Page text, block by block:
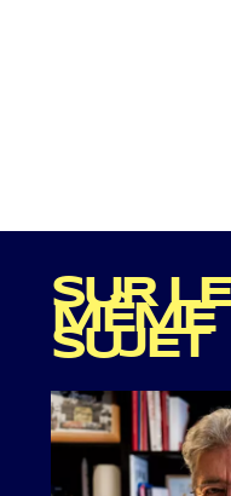
SUR LE
MÊME
SUJET